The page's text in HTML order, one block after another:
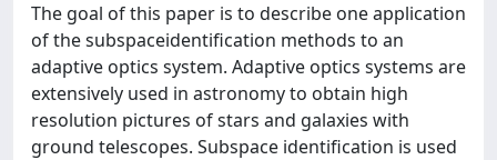
The goal of this paper is to describe one application
of the subspaceidentification methods to an
adaptive optics system. Adaptive optics systems are
extensively used in astronomy to obtain high
resolution pictures of stars and galaxies with
ground telescopes. Subspace identification is used